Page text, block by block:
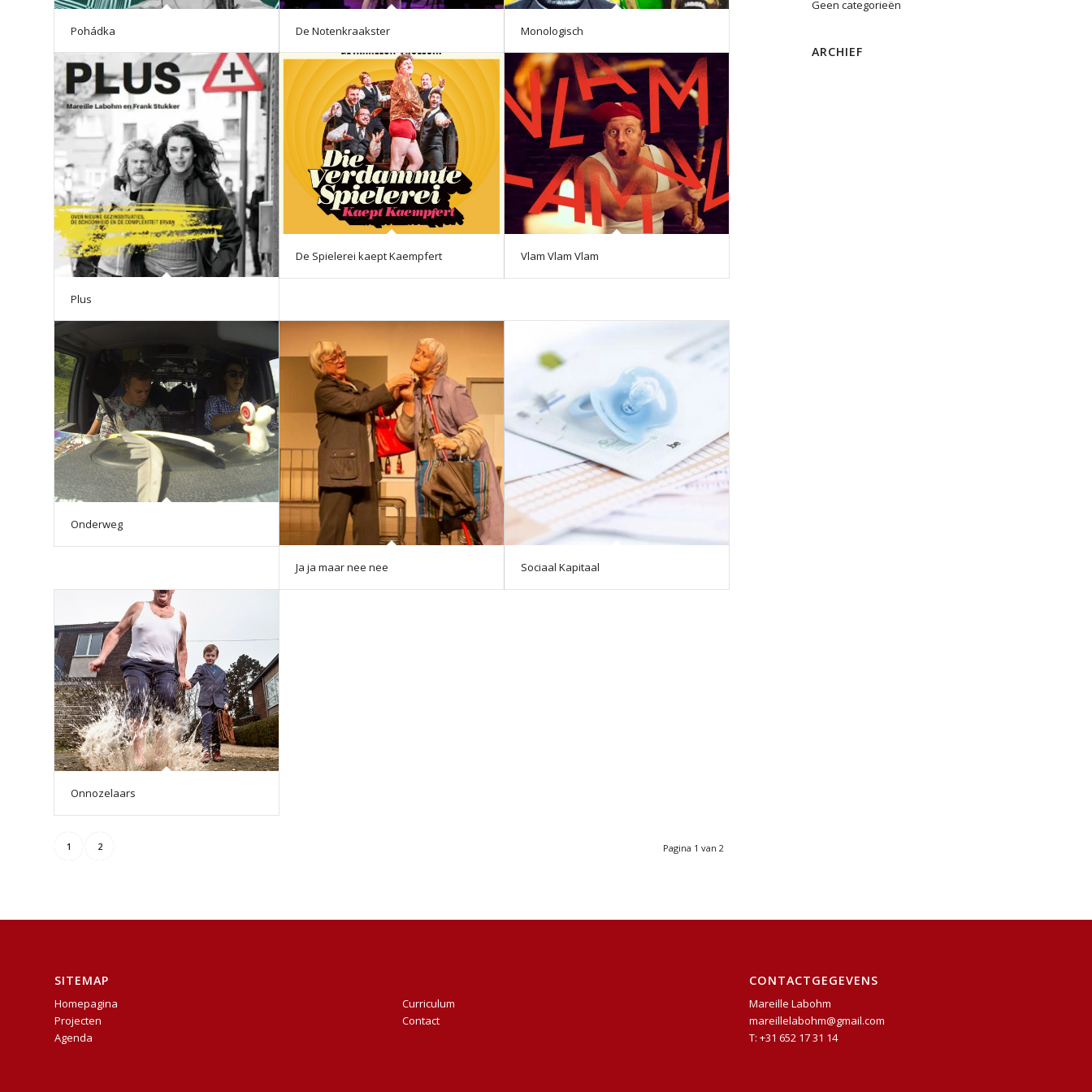
Pohádka De Notenkraakster Monologisch
Plus
De Spielerei kaept Kaempfert Vlam Vlam Vlam
Onderweg
Ja ja maar nee nee Sociaal Kapitaal
Onnozelaars
Pagina 1 van 2
1 2
Geen categorieën
ARCHIEF
SITEMAP
Homepagina
Projecten
Agenda
Curriculum
Contact
CONTACTGEGEVENS
Mareille Labohm
mareillelabohm@gmail.com
T: +31 652 17 31 14